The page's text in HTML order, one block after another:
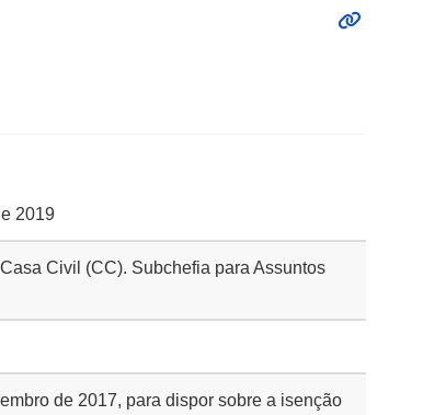
2019
Civil (CC). Subchefia para Assuntos
de 2017, para dispor sobre a isenção